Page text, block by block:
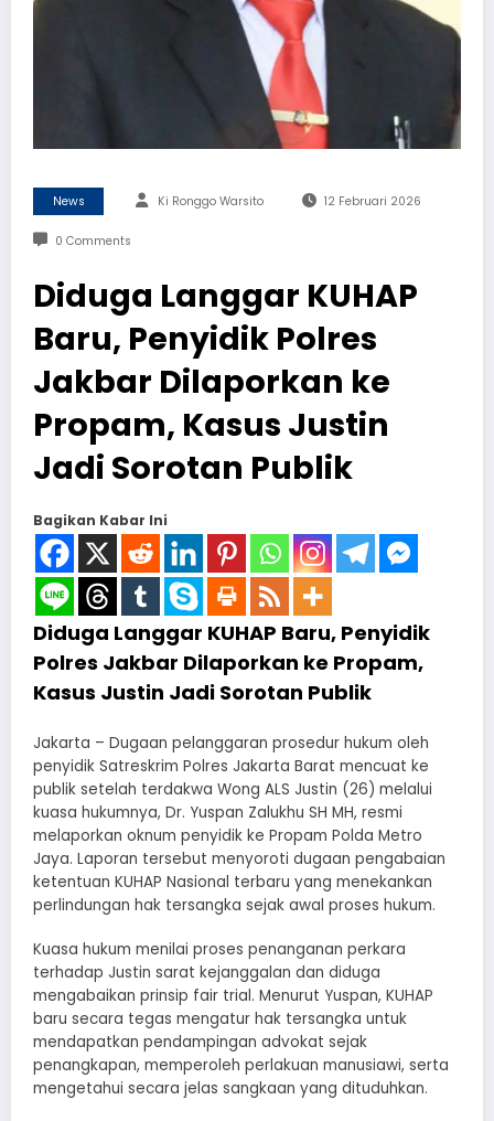
News Ki Ronggo Warsito 12 Februari 2026
0 Comments
Diduga Langgar KUHAP
Baru, Penyidik Polres
Jakbar Dilaporkan ke
Propam, Kasus Justin
Jadi Sorotan Publik
Bagikan Kabar Ini
Diduga Langgar KUHAP Baru, Penyidik
Polres Jakbar Dilaporkan ke Propam,
Kasus Justin Jadi Sorotan Publik
Jakarta – Dugaan pelanggaran prosedur hukum oleh
penyidik Satreskrim Polres Jakarta Barat mencuat ke
publik setelah terdakwa Wong ALS Justin (26) melalui
kuasa hukumnya, Dr. Yuspan Zalukhu SH MH, resmi
melaporkan oknum penyidik ke Propam Polda Metro
Jaya. Laporan tersebut menyoroti dugaan pengabaian
ketentuan KUHAP Nasional terbaru yang menekankan
perlindungan hak tersangka sejak awal proses hukum.
Kuasa hukum menilai proses penanganan perkara
terhadap Justin sarat kejanggalan dan diduga
mengabaikan prinsip fair trial. Menurut Yuspan, KUHAP
baru secara tegas mengatur hak tersangka untuk
mendapatkan pendampingan advokat sejak
penangkapan, memperoleh perlakuan manusiawi, serta
mengetahui secara jelas sangkaan yang dituduhkan.